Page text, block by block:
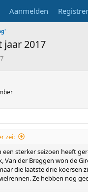
Aanmelden
jaar 2017
zei:
sterker seizoen heeft
Van der Breggen won de
die laatste drie koersen
Ze hebben nog